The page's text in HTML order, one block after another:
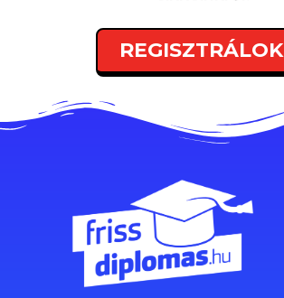
REGISZTRÁLOK